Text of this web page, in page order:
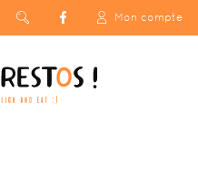
Mon compte